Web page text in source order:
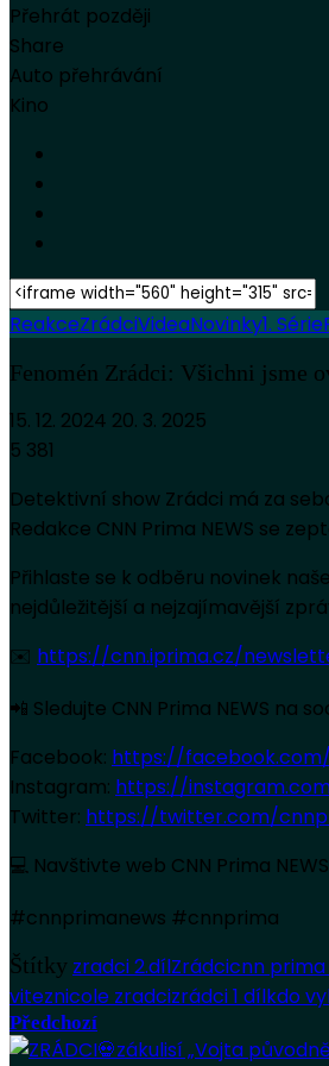
Přehrát později
Share
Auto přehrávání
Kino
ReakceZrádciVideaNovinky1. Série
Fenomén Zrádci: Všichni jsme
15. 12. 2024 20. 3. 2025
5 381
Detektivní show Zrádci má za
Redakce CNN Prima NEWS se
Přihlaste se k odběru novinek
nejdůležitější a nejzajímavější
✉️ https://cnn.iprima.cz/
📲 Sledujte CNN Prima NEWS na
Facebook: https://
Instagram: https://
Twitter: https://twitter.com/
💻 Navštivte web CNN Prima
#cnnprimanews #cnnprima
Štítky zradci 2.dílZrádcicnn prima
viteznicole zradcizrádci 1 dílkdo
Předchozí